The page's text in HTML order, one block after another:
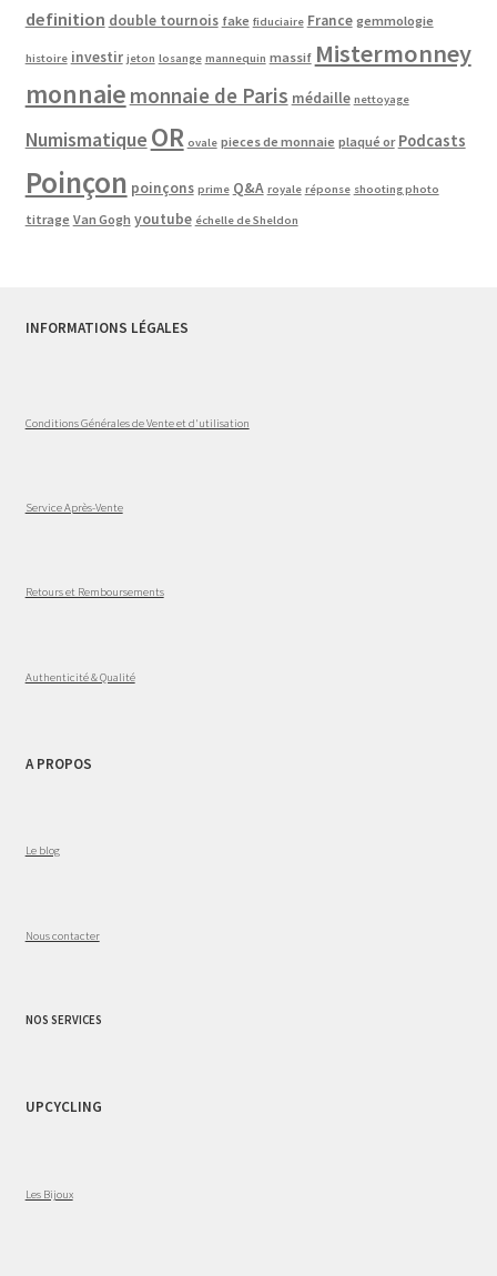
definition double tournois fake fiduciaire France gemmologie
histoire investir jeton losange mannequin massif Mistermonney
monnaie monnaie de Paris médaille nettoyage
Numismatique OR ovale pieces de monnaie plaqué or Podcasts
Poinçon poinçons prime Q&A royale réponse shooting photo
titrage Van Gogh youtube échelle de Sheldon
INFORMATIONS LÉGALES
Conditions Générales de Vente et d'utilisation
Service Après-Vente
Retours et Remboursements
Authenticité & Qualité
A PROPOS
Le blog
Nous contacter
NOS SERVICES
UPCYCLING
Les Bijoux